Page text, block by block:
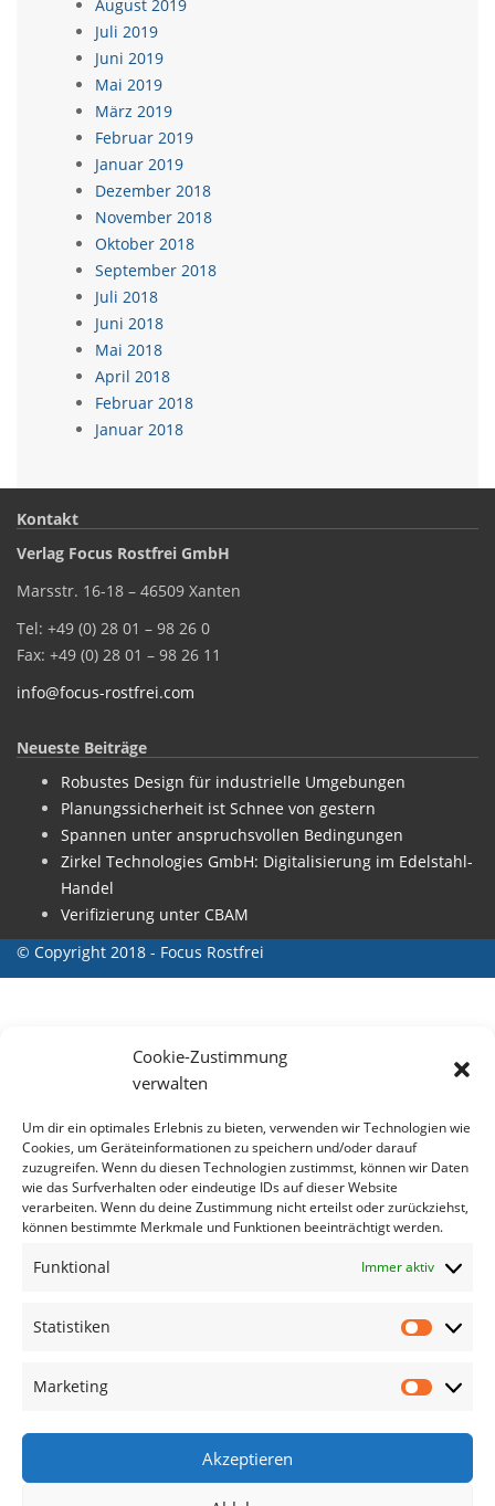
Cookie-Zustimmung
verwalten
Um dir ein optimales Erlebnis zu bieten, verwenden wir Technologien wie
Cookies, um Geräteinformationen zu speichern und/oder darauf
zuzugreifen. Wenn du diesen Technologien zustimmst, können wir Daten
wie das Surfverhalten oder eindeutige IDs auf dieser Website
verarbeiten. Wenn du deine Zustimmung nicht erteilst oder zurückziehst,
können bestimmte Merkmale und Funktionen beeinträchtigt werden.
Funktional Immer aktiv
Statistiken
Marketing
Akzeptieren
August 2019
Juli 2019
Juni 2019
Mai 2019
März 2019
Februar 2019
Januar 2019
Dezember 2018
November 2018
Oktober 2018
September 2018
Juli 2018
Juni 2018
Mai 2018
April 2018
Februar 2018
Januar 2018
Kontakt
Verlag Focus Rostfrei GmbH
Marsstr. 16-18 – 46509 Xanten
Tel: +49 (0) 28 01 – 98 26 0
Fax: +49 (0) 28 01 – 98 26 11
info@focus-rostfrei.com
Neueste Beiträge
Robustes Design für industrielle Umgebungen
Planungssicherheit ist Schnee von gestern
Spannen unter anspruchsvollen Bedingungen
Zirkel Technologies GmbH: Digitalisierung im Edelstahl-
Handel
Verifizierung unter CBAM
© Copyright 2018 - Focus Rostfrei